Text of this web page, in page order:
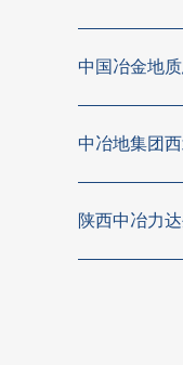
中国冶金地
中冶地集团
陕西中冶力